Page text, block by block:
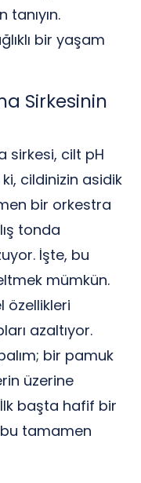
bir yaşam
Sirkesinin
sirkesi, cilt pH
cildinizin asidik
bir orkestra
tonda
İşte, bu
mümkün.
özellikleri
azaltıyor.
bir pamuk
üzerine
İlk başta hafif bir
tamamen